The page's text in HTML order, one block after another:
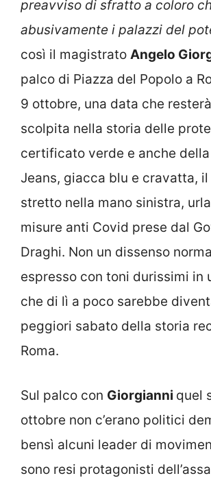
preavviso di sfratto a coloro
abusivamente i palazzi del
così il magistrato Angelo
palco di Piazza del Popolo a
9 ottobre, una data che
scolpita nella storia delle
certificato verde e anche
Jeans, giacca blu e cravatta,
stretto nella mano sinistra,
misure anti Covid prese dal
Draghi. Non un dissenso
espresso con toni durissimi in
che di lì a poco sarebbe
peggiori sabato della storia
Roma.
Sul palco con Giorgianni quel
ottobre non c’erano politici
bensì alcuni leader di
sono resi protagonisti